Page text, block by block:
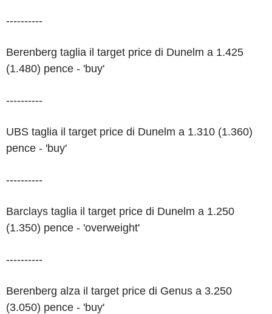
----------
Berenberg taglia il target price di Dunelm a 1.425
(1.480) pence - 'buy'
----------
UBS taglia il target price di Dunelm a 1.310 (1.360)
pence - 'buy'
----------
Barclays taglia il target price di Dunelm a 1.250
(1.350) pence - 'overweight'
----------
Berenberg alza il target price di Genus a 3.250
(3.050) pence - 'buy'